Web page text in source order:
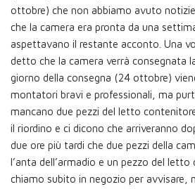
ottobre) che non abbiamo avuto
che la camera era pronta da una
aspettavano il restante acconto. Una
detto che la camera verrà consegnata
giorno della consegna (24 ottobre)
montatori bravi e professionali, ma
mancano due pezzi del letto
il riordino e ci dicono che arriveranno
due ore più tardi che due pezzi della
l’anta dell’armadio e un pezzo del
chiamo subito in negozio per